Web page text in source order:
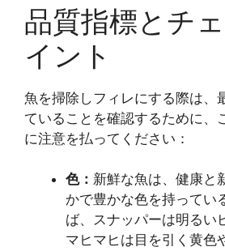
品質指標とチ
イント
魚を掃除しフィレにする際は、
ていることを確認するために、
に注意を払ってください：
色： 新鮮な魚は、健康と
かで豊かな色を持ってい
ば、スナッパーは明るい
マヒマヒは目を引く黄色